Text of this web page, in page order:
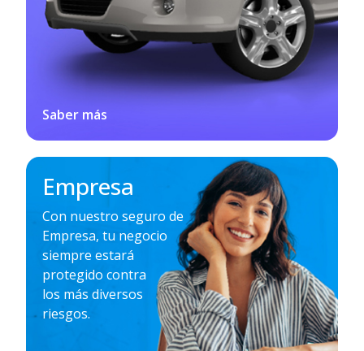
Saber más
Empresa
Con nuestro seguro de
Empresa, tu negocio
siempre estará
protegido contra
los más diversos
riesgos.